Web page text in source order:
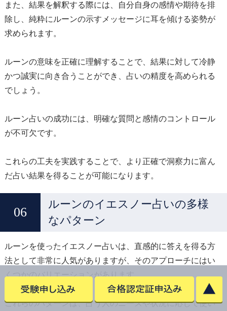
また、結果を解釈する際には、自分自身の感情や期待を排
除し、純粋にルーンの示すメッセージに耳を傾ける姿勢が
求められます。
ルーンの意味を正確に理解することで、結果に対して冷静
かつ誠実に向き合うことができ、占いの精度を高められる
でしょう。
ルーン占いの成功には、明確な質問と感情のコントロール
が不可欠です。
これらの工夫を実践することで、より正確で洞察力に富ん
だ占い結果を得ることが可能になります。
ルーンのイエスノー占いの多様
なパターン
ルーンを使ったイエスノー占いは、直感的に答えを得る方
法として非常に人気がありますが、そのアプローチにはい
くつかのバリエーションがあります。
これらのパターンは、占う人のニーズや状況に応じて使い